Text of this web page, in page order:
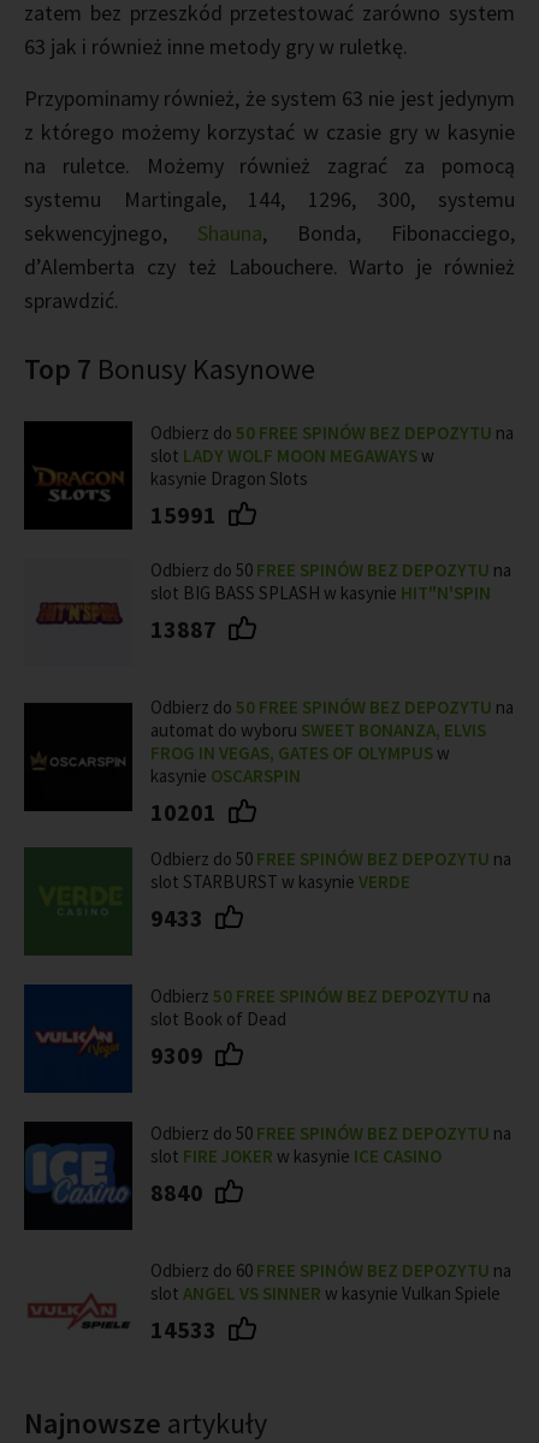
zatem bez przeszkód przetestować zarówno system
63 jak i również inne metody gry w ruletkę.
Przypominamy również, że system 63 nie jest jedynym
z którego możemy korzystać w czasie gry w kasynie
na ruletce. Możemy również zagrać za pomocą
systemu Martingale, 144, 1296, 300, systemu
sekwencyjnego, Shauna, Bonda, Fibonacciego,
d’Alemberta czy też Labouchere. Warto je również
sprawdzić.
Top 7 Bonusy Kasynowe
Odbierz do 50 FREE SPINÓW BEZ DEPOZYTU na
slot LADY WOLF MOON MEGAWAYS w
kasynie Dragon Slots
15991
Odbierz do 50 FREE SPINÓW BEZ DEPOZYTU na
slot BIG BASS SPLASH w kasynie HIT"N'SPIN
13887
Odbierz do 50 FREE SPINÓW BEZ DEPOZYTU na
automat do wyboru SWEET BONANZA, ELVIS
FROG IN VEGAS, GATES OF OLYMPUS w
kasynie OSCARSPIN
10201
Odbierz do 50 FREE SPINÓW BEZ DEPOZYTU na
slot STARBURST w kasynie VERDE
9433
Odbierz 50 FREE SPINÓW BEZ DEPOZYTU na
slot Book of Dead
9309
Odbierz do 50 FREE SPINÓW BEZ DEPOZYTU na
slot FIRE JOKER w kasynie ICE CASINO
8840
Odbierz do 60 FREE SPINÓW BEZ DEPOZYTU na
slot ANGEL VS SINNER w kasynie Vulkan Spiele
14533
Najnowsze artykuły